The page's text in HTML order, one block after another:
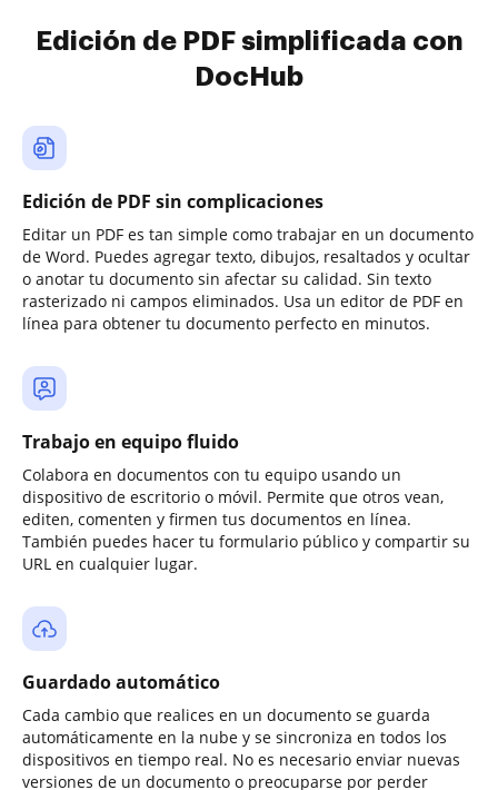
Edición de PDF simplificada con
DocHub
Edición de PDF sin complicaciones
Editar un PDF es tan simple como trabajar en un documento
de Word. Puedes agregar texto, dibujos, resaltados y ocultar
o anotar tu documento sin afectar su calidad. Sin texto
rasterizado ni campos eliminados. Usa un editor de PDF en
línea para obtener tu documento perfecto en minutos.
Trabajo en equipo fluido
Colabora en documentos con tu equipo usando un
dispositivo de escritorio o móvil. Permite que otros vean,
editen, comenten y firmen tus documentos en línea.
También puedes hacer tu formulario público y compartir su
URL en cualquier lugar.
Guardado automático
Cada cambio que realices en un documento se guarda
automáticamente en la nube y se sincroniza en todos los
dispositivos en tiempo real. No es necesario enviar nuevas
versiones de un documento o preocuparse por perder